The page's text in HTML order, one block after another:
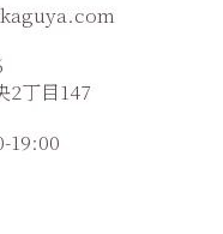
2丁目147
19:00